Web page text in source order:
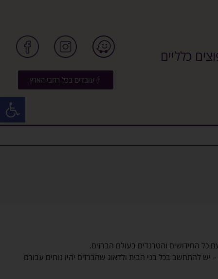
פתח
כלליים
עובדים בכל רחבי הארץ
כל החידושים והטרנדים בעולם הברזים.
יש להתחשב בכל בני הבית ולדאוג שהברזים יהיו נוחים עבורם